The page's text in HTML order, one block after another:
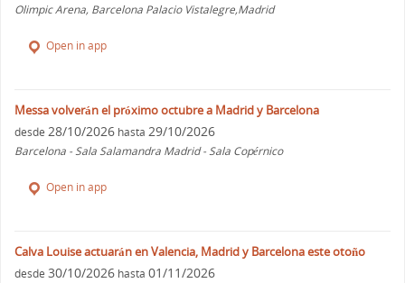
Olimpic Arena, Barcelona Palacio Vistalegre,Madrid
Open in app
Messa volverán el próximo octubre a Madrid y Barcelona
desde 28/10/2026 hasta 29/10/2026
Barcelona - Sala Salamandra Madrid - Sala Copérnico
Open in app
Calva Louise actuarán en Valencia, Madrid y Barcelona este otoño
desde 30/10/2026 hasta 01/11/2026